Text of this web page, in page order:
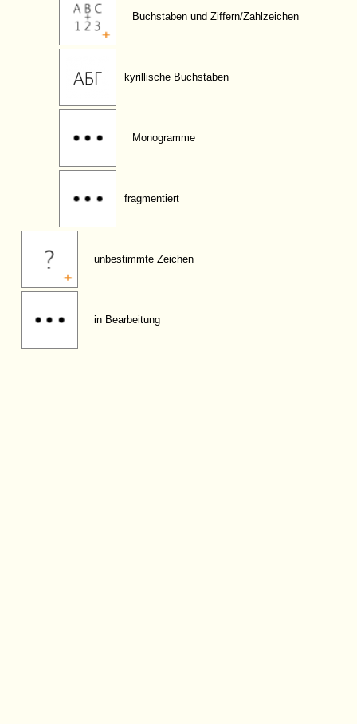
Buchstaben und Ziffern/Zahlzeichen
kyrillische Buchstaben
Monogramme
fragmentiert
unbestimmte Zeichen
in Bearbeitung